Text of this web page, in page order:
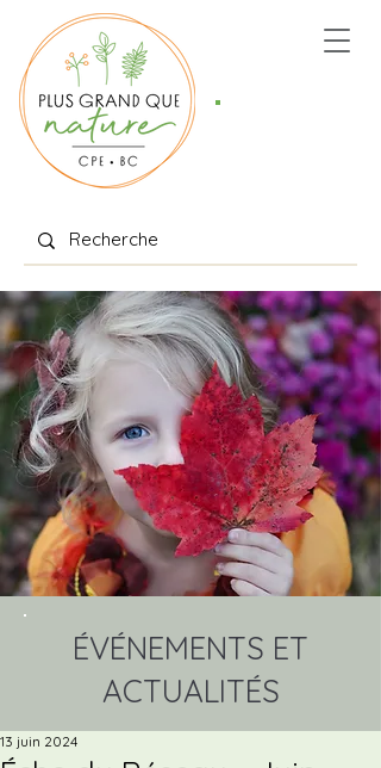
ÉVÉNEMENTS ET
ACTUALITÉS
13 juin 2024